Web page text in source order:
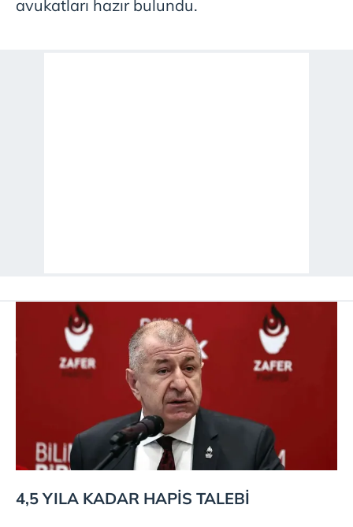
avukatları hazır bulundu.
4,5 YILA KADAR HAPİS TALEBİ